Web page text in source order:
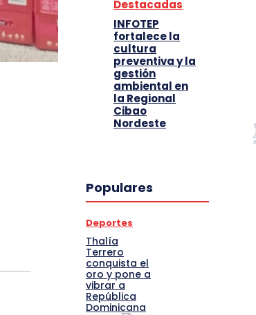
Destacadas
INFOTEP
fortalece la
cultura
preventiva y la
gestión
ambiental en
la Regional
Cibao
Nordeste
Populares
Deportes
Thalía
Terrero
conquista el
oro y pone a
vibrar a
República
Dominicana